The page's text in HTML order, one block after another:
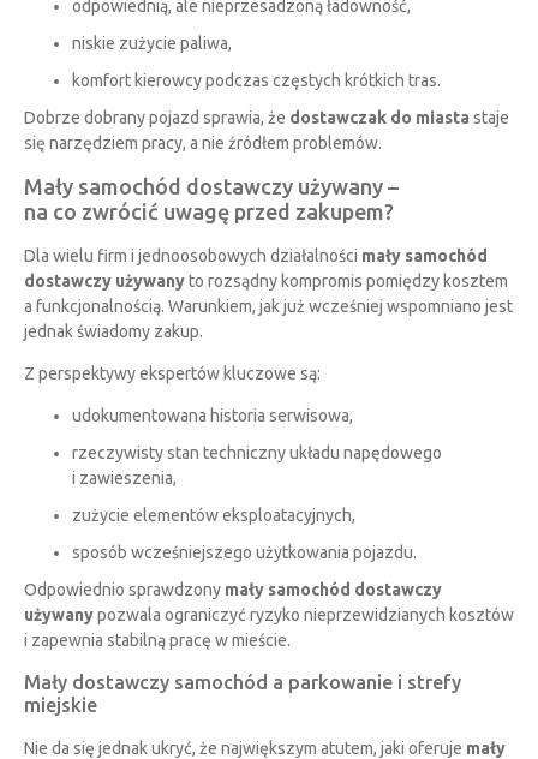
odpowiednią, ale nieprzesadzoną ładowność,
niskie zużycie paliwa,
komfort kierowcy podczas częstych krótkich tras.
Dobrze dobrany pojazd sprawia, że dostawczak do miasta staje
się narzędziem pracy, a nie źródłem problemów.
Mały samochód dostawczy używany –
na co zwrócić uwagę przed zakupem?
Dla wielu firm i jednoosobowych działalności mały samochód
dostawczy używanyto rozsądny kompromis pomiędzy kosztem
a funkcjonalnością. Warunkiem, jak już wcześniej wspomniano jest
jednak świadomy zakup.
Z perspektywy ekspertów kluczowe są:
udokumentowana historia serwisowa,
rzeczywisty stan techniczny układu napędowego
i zawieszenia,
zużycie elementów eksploatacyjnych,
sposób wcześniejszego użytkowania pojazdu.
Odpowiednio sprawdzony mały samochód dostawczy
używanypozwala ograniczyć ryzyko nieprzewidzianych kosztów
i zapewnia stabilną pracę w mieście.
Mały dostawczy samochód a parkowanie i strefy
miejskie
Nie da się jednak ukryć, że największym atutem, jaki oferuje mały